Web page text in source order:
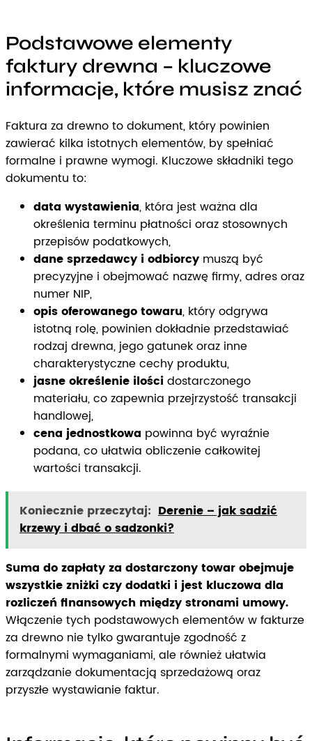
Podstawowe elementy
faktury drewna – kluczowe
informacje, które musisz znać
Faktura za drewno to dokument, który powinien
zawierać kilka istotnych elementów, by spełniać
formalne i prawne wymogi. Kluczowe składniki tego
dokumentu to:
data wystawienia, która jest ważna dla
określenia terminu płatności oraz stosownych
przepisów podatkowych,
dane sprzedawcy i odbiorcy muszą być
precyzyjne i obejmować nazwę firmy, adres oraz
numer NIP,
opis oferowanego towaru, który odgrywa
istotną rolę, powinien dokładnie przedstawiać
rodzaj drewna, jego gatunek oraz inne
charakterystyczne cechy produktu,
jasne określenie ilościdostarczonego
materiału, co zapewnia przejrzystość transakcji
handlowej,
cena jednostkowa powinna być wyraźnie
podana, co ułatwia obliczenie całkowitej
wartości transakcji.
Koniecznie przeczytaj: Derenie – jak sadzić
krzewy i dbać o sadzonki?
Suma do zapłaty za dostarczony towar obejmuje
wszystkie zniżki czy dodatki i jest kluczowa dla
rozliczeń finansowych między stronami umowy.
Włączenie tych podstawowych elementów w fakturze
za drewno nie tylko gwarantuje zgodność z
formalnymi wymaganiami, ale również ułatwia
zarządzanie dokumentacją sprzedażową oraz
przyszłe wystawianie faktur.